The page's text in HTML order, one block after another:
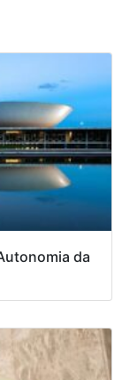
da